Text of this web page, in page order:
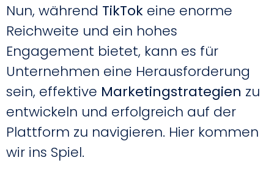
Nun, während TikTok eine enorme
Reichweite und ein hohes
Engagement bietet, kann es für
Unternehmen eine Herausforderung
sein, effektive Marketingstrategien zu
entwickeln und erfolgreich auf der
Plattform zu navigieren. Hier kommen
wir ins Spiel.